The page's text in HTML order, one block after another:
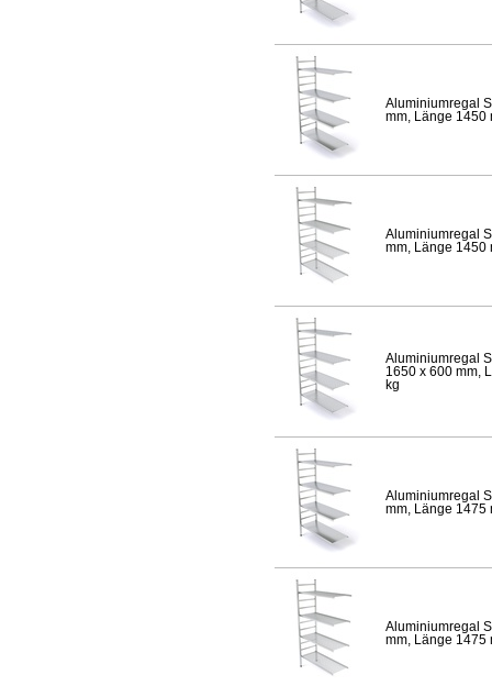
Aluminiumregal
mm, Länge 1450
Aluminiumregal
mm, Länge 1450
Aluminiumregal
1650 x 600 mm,
kg
Aluminiumregal
mm, Länge 1475
Aluminiumregal
mm, Länge 1475